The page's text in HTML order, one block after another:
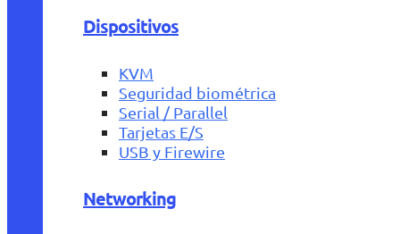
Dispositivos
KVM
Seguridad biométrica
Serial / Parallel
Tarjetas E/S
USB y Firewire
Networking